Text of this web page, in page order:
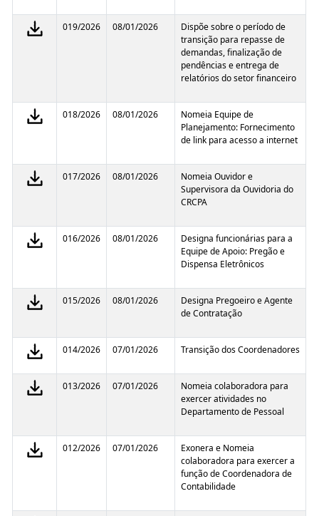
019/2026 08/01/2026
Dispõe sobre o período de
transição para repasse de
demandas, finalização de
pendências e entrega de
relatórios do setor financeiro
018/2026 08/01/2026
Nomeia Equipe de
Planejamento: Fornecimento
de link para acesso a internet
017/2026 08/01/2026
Nomeia Ouvidor e
Supervisora da Ouvidoria do
CRCPA
016/2026 08/01/2026
Designa funcionárias para a
Equipe de Apoio: Pregão e
Dispensa Eletrônicos
015/2026 08/01/2026
Designa Pregoeiro e Agente
de Contratação
014/2026 07/01/2026 Transição dos Coordenadores
013/2026 07/01/2026
Nomeia colaboradora para
exercer atividades no
Departamento de Pessoal
012/2026 07/01/2026
Exonera e Nomeia
colaboradora para exercer a
função de Coordenadora de
Contabilidade